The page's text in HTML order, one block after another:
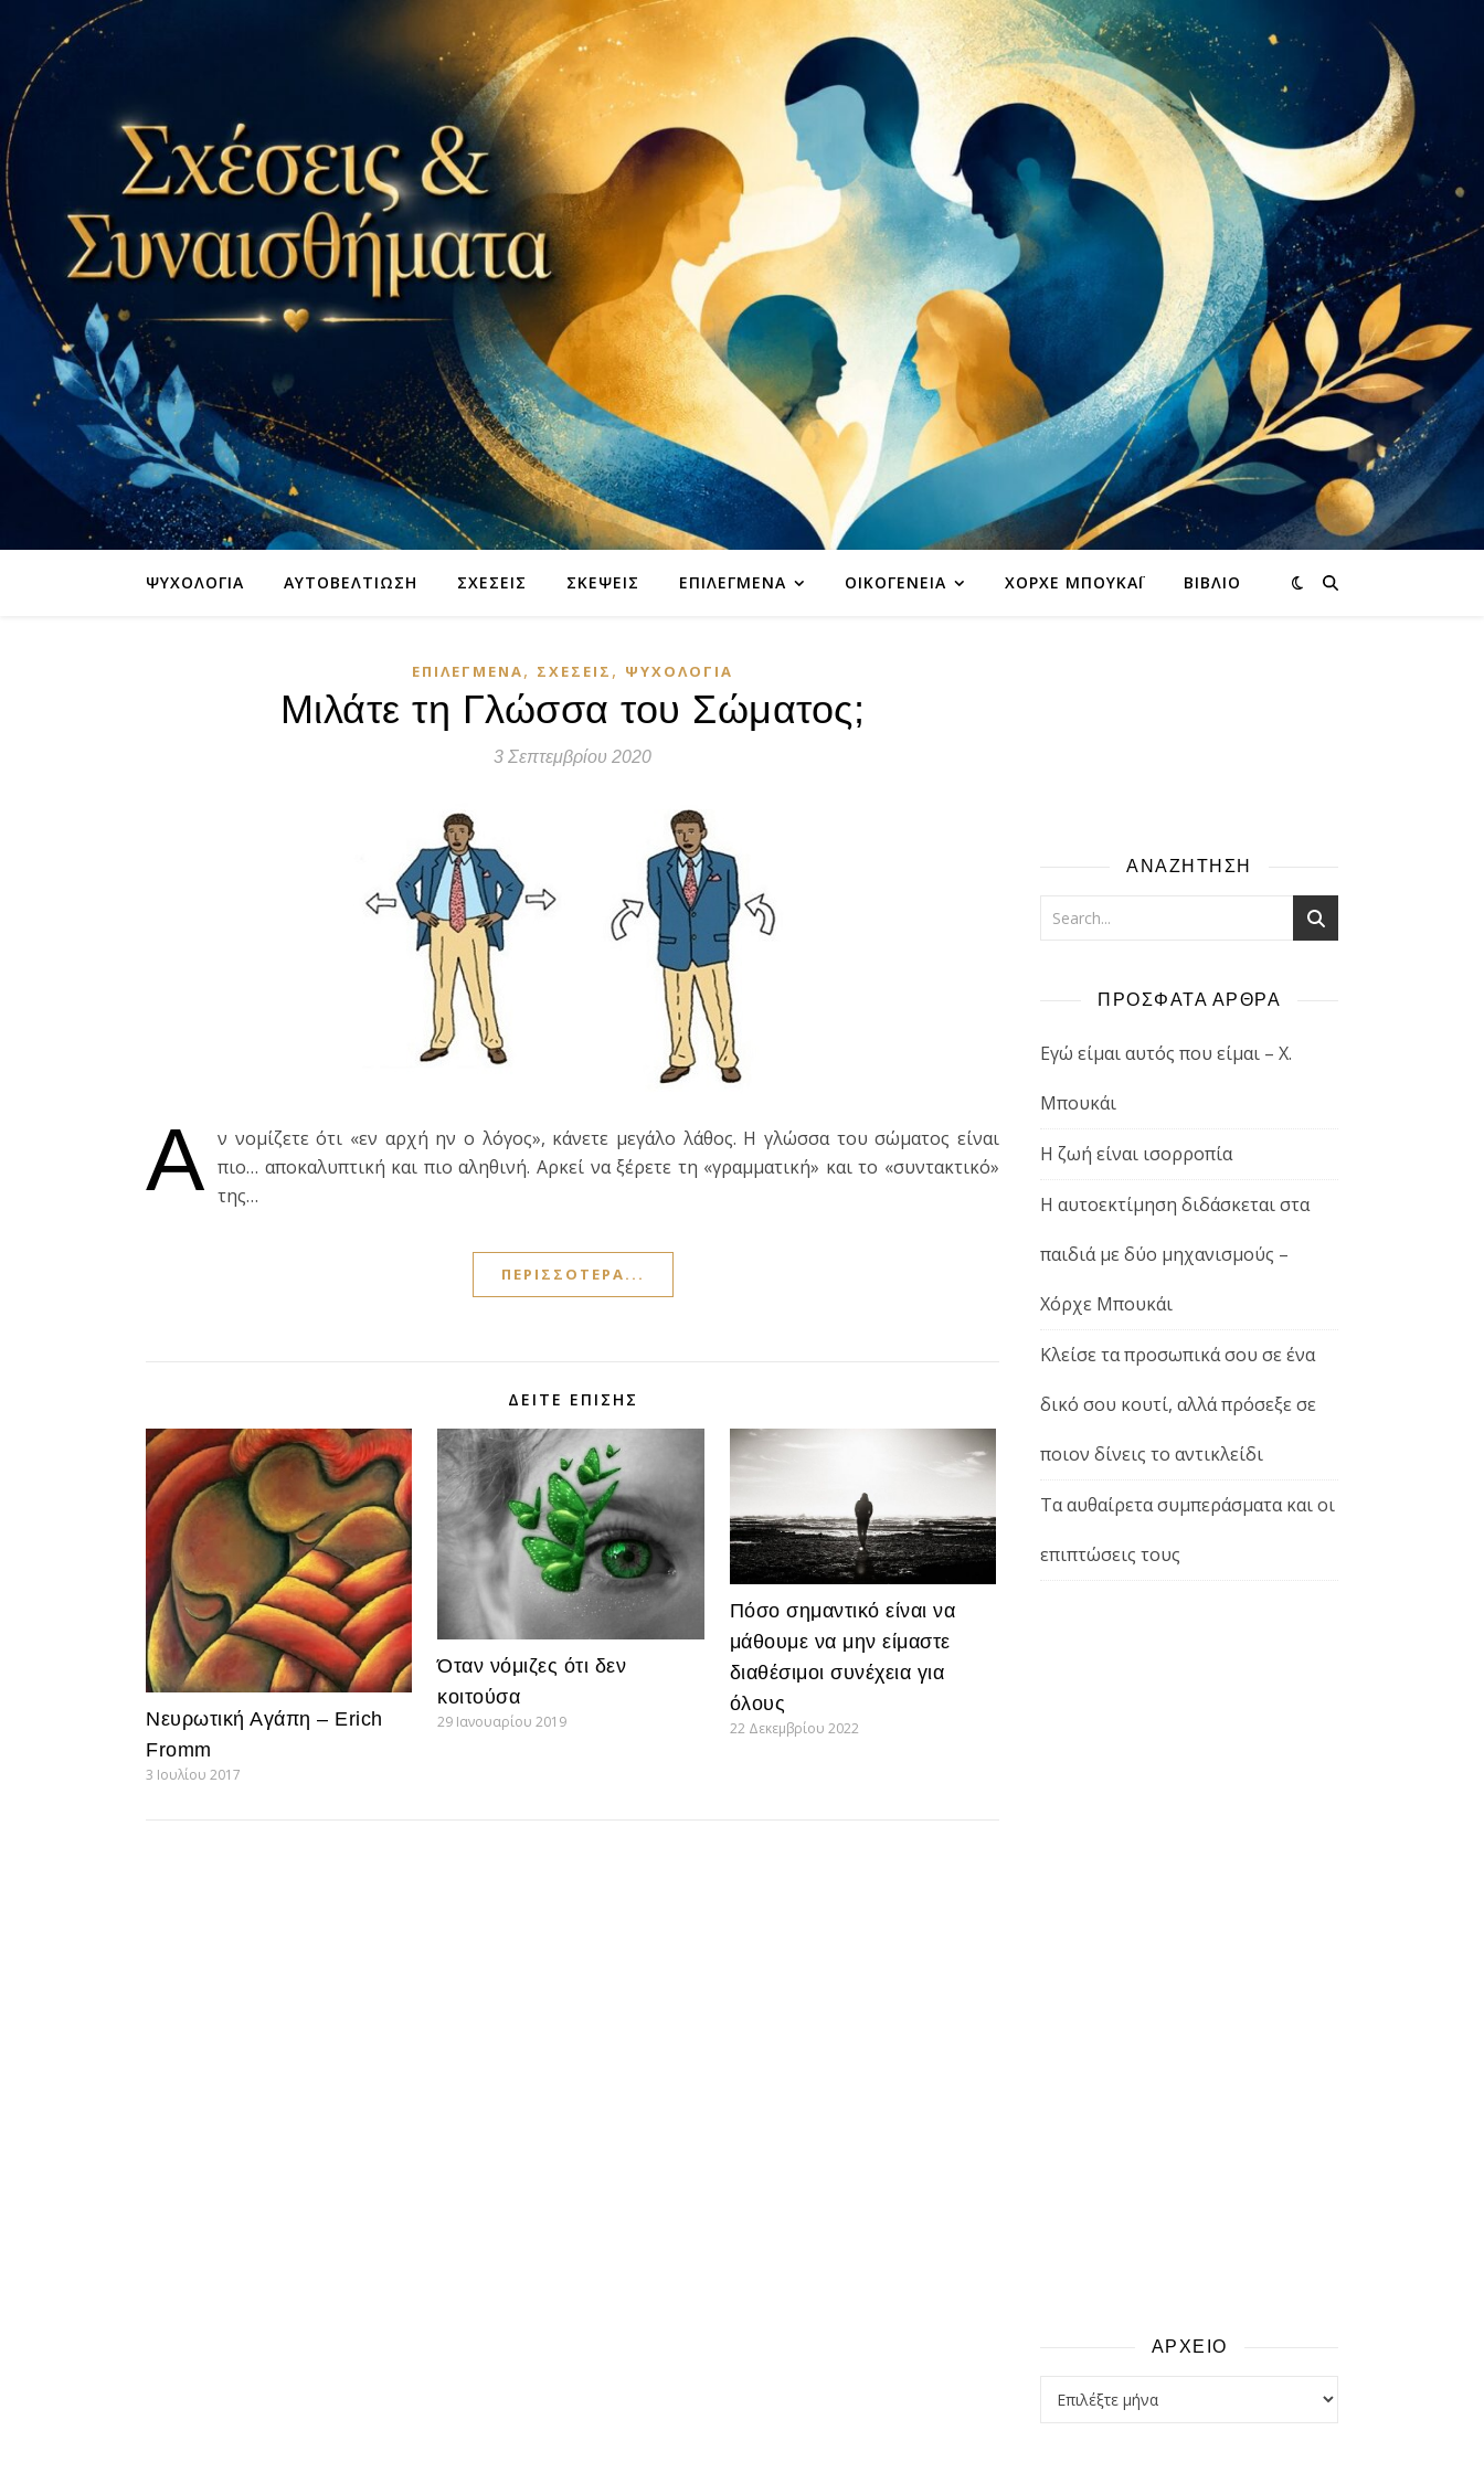
ΨΥΧΟΛΟΓΊΑ ΑΥΤΟΒΕΛΤΊΩΣΗ ΣΧΈΣΕΙΣ ΣΚΈΨΕΙΣ ΕΠΙΛΕΓΜΈΝΑ ΟΙΚΟΓΈΝΕΙΑ ΧΌΡΧΕ ΜΠΟΥΚΆΙ ΒΙΒΛΊΟ
ΕΠΙΛΕΓΜΈΝΑ, ΣΧΈΣΕΙΣ , ΨΥΧΟΛΟΓΊΑ
Μιλάτε τη Γλώσσα του Σώματος;
3 Σεπτεμβρίου 2020
Α ν νομίζετε ότι «εν αρχή ην ο λόγος», κάνετε μεγάλο λάθος. Η γλώσσα του σώματος είναι
πιο… αποκαλυπτική και πιο αληθινή. Αρκεί να ξέρετε τη «γραμματική» και το «συντακτικό»
της…
ΠΕΡΙΣΣΌΤΕΡΑ...
ΔΕΊΤΕ ΕΠΊΣΗΣ
Νευρωτική Αγάπη – Erich
Fromm
3 Ιουλίου 2017
Όταν νόμιζες ότι δεν
κοιτούσα
29 Ιανουαρίου 2019
Πόσο σημαντικό είναι να
μάθουμε να μην είμαστε
διαθέσιμοι συνέχεια για
όλους
22 Δεκεμβρίου 2022
ΑΝΑΖΗΤΗΣΗ
ΠΡΟΣΦΑΤΑ ΑΡΘΡΑ
Εγώ είμαι αυτός που είμαι – Χ.
Μπουκάι
Η ζωή είναι ισορροπία
Η αυτοεκτίμηση διδάσκεται στα
παιδιά με δύο μηχανισμούς –
Χόρχε Μπουκάι
Κλείσε τα προσωπικά σου σε ένα
δικό σου κουτί, αλλά πρόσεξε σε
ποιον δίνεις το αντικλείδι
Τα αυθαίρετα συμπεράσματα και οι
επιπτώσεις τους
ΑΡΧΕΙΟ